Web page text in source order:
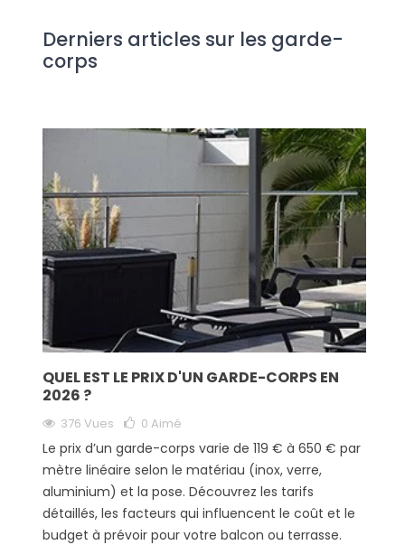
Derniers articles sur les garde-
corps
QUEL EST LE PRIX D'UN GARDE-CORPS EN
2026 ?
376 Vues 0 Aimé
Le prix d’un garde-corps varie de 119 € à 650 € par
mètre linéaire selon le matériau (inox, verre,
aluminium) et la pose. Découvrez les tarifs
détaillés, les facteurs qui influencent le coût et le
budget à prévoir pour votre balcon ou terrasse.